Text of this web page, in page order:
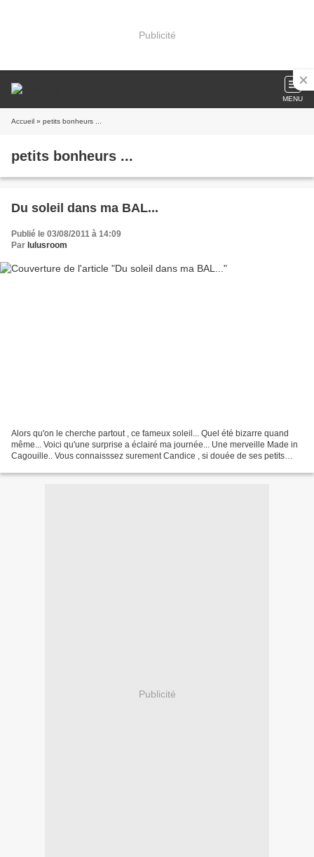
Publicité
MENU
Accueil » petits bonheurs ...
petits bonheurs ...
Du soleil dans ma BAL...
Publié le 03/08/2011 à 14:09
Par lulusroom
Alors qu'on le cherche partout , ce fameux soleil... Quel été bizarre quand
même... Voici qu'une surprise a éclairé ma journée... Une merveille Made in
Cagouille.. Vous connaisssez surement Candice , si douée de ses petits
Publicité